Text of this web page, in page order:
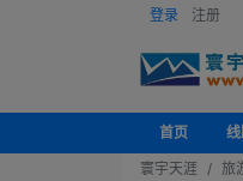
登录 注册
首页
寰宇天涯
旅